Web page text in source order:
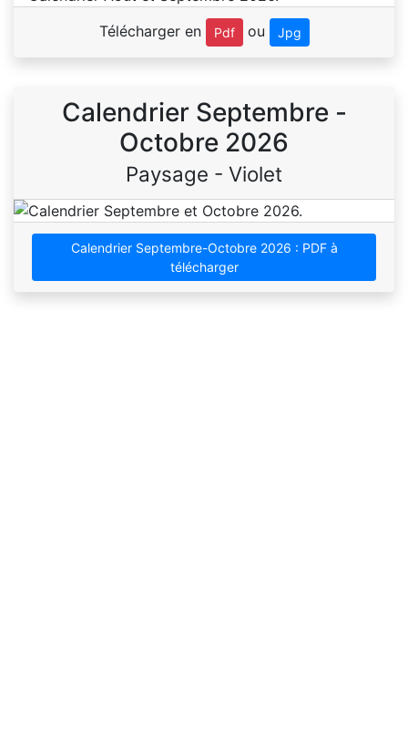
Télécharger en Pdf ou Jpg
Calendrier Septembre -
Octobre 2026
Paysage - Violet
Calendrier Septembre-Octobre 2026 : PDF à
télécharger